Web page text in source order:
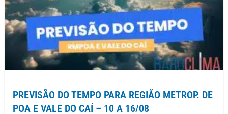
PREVISÃO DO TEMPO PARA REGIÃO METROP. DE
POA E VALE DO CAÍ – 10 A 16/08